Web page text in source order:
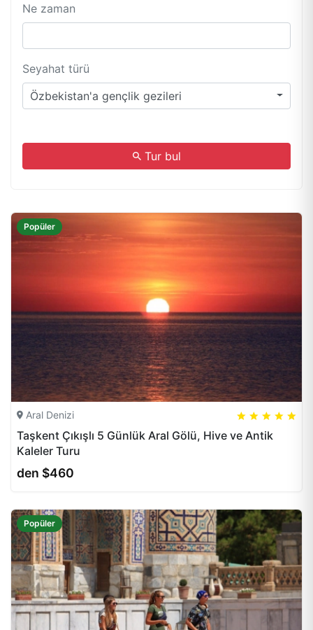
Ne zaman
Seyahat türü
Özbekistan'a gençlik gezileri
Tur bul
Popüler
Aral Denizi
Taşkent Çıkışlı 5 Günlük Aral Gölü, Hive ve Antik
Kaleler Turu
den $460
Popüler